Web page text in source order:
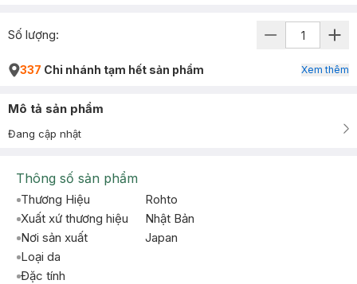
Số lượng:
337 Chi nhánh tạm hết sản phẩm Xem thêm
Mô tả sản phẩm
Đang cập nhật
Thông số sản phẩm
Thương Hiệu
Rohto
Xuất xứ thương hiệu
Nhật Bản
Nơi sản xuất
Japan
Loại da
Đặc tính